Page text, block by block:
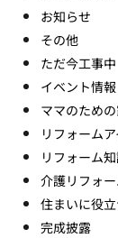
お知らせ
その他
ただ今工事中
イベント情報
ママのため
リフォーム
リフォーム
介護リフォ
住まいに役
完成披露